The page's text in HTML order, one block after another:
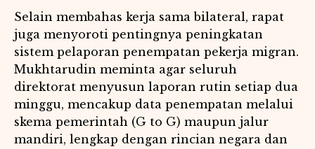
Selain membahas kerja sama bilateral, rapat
juga menyoroti pentingnya peningkatan
sistem pelaporan penempatan pekerja migran.
Mukhtarudin meminta agar seluruh
direktorat menyusun laporan rutin setiap dua
minggu, mencakup data penempatan melalui
skema pemerintah (G to G) maupun jalur
mandiri, lengkap dengan rincian negara dan